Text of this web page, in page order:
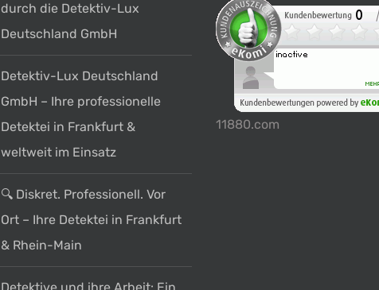
durch die Detektiv-Lux
Deutschland GmbH
Detektiv-Lux Deutschland
GmbH – Ihre professionelle
Detektei in Frankfurt &
weltweit im Einsatz
🔍 Diskret. Professionell. Vor
Ort – Ihre Detektei in Frankfurt
& Rhein-Main
11880.com